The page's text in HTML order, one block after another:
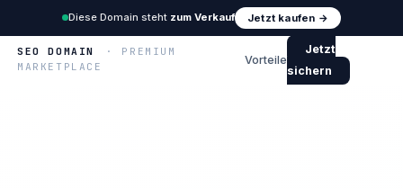
Diese Domain steht zum Verkauf Jetzt kaufen →
SEO DOMAIN
· PREMIUM
MARKETPLACE
Vorteile
Jetzt
sichern